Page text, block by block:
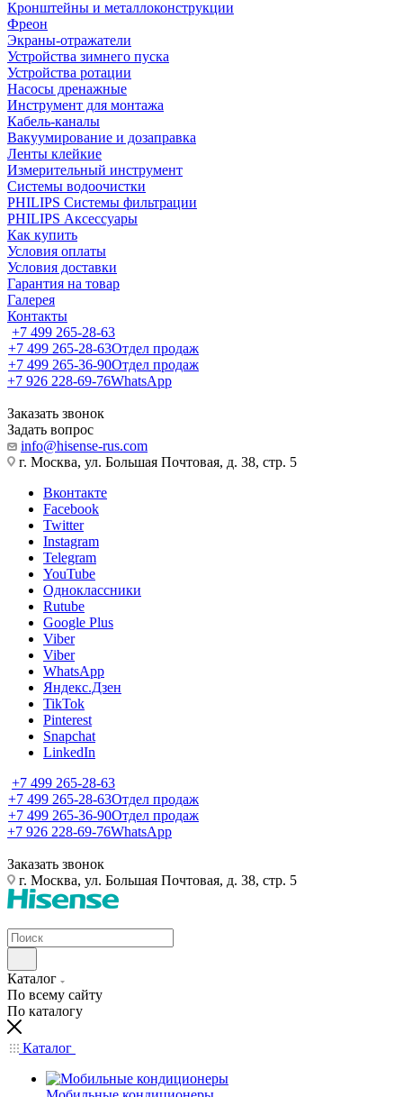
Кронштейны и металлоконструкции
Фреон
Экраны-отражатели
Устройства зимнего пуска
Устройства ротации
Насосы дренажные
Инструмент для монтажа
Кабель-каналы
Вакуумирование и дозаправка
Ленты клейкие
Измерительный инструмент
Системы водоочистки
PHILIPS Системы фильтрации
PHILIPS Аксессуары
Как купить
Условия оплаты
Условия доставки
Гарантия на товар
Галерея
Контакты
+7 499 265-28-63
+7 499 265-28-63Отдел продаж
+7 499 265-36-90Отдел продаж
+7 926 228-69-76WhatsApp
Заказать звонок
Задать вопрос
info@hisense-rus.com
г. Москва, ул. Большая Почтовая, д. 38, стр. 5
Вконтакте
Facebook
Twitter
Instagram
Telegram
YouTube
Одноклассники
Rutube
Google Plus
Viber
Viber
WhatsApp
Яндекс.Дзен
TikTok
Pinterest
Snapchat
LinkedIn
+7 499 265-28-63
+7 499 265-28-63Отдел продаж
+7 499 265-36-90Отдел продаж
+7 926 228-69-76WhatsApp
Заказать звонок
г. Москва, ул. Большая Почтовая, д. 38, стр. 5
Каталог
По всему сайту
По каталогу
Каталог